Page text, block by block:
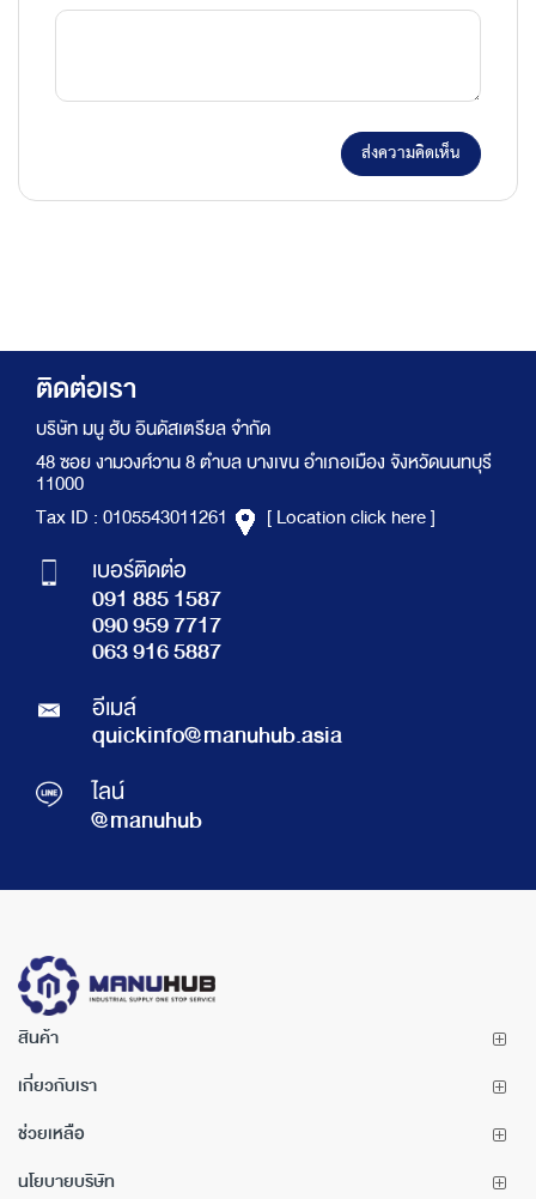
ส่งความคิดเห็น
ติดต่อเรา
บริษัท มนู ฮับ อินดัสเตรียล จำกัด
48 ซอย งามวงศ์วาน 8 ตำบล บางเขน อำเภอเมือง จังหวัดนนทบุรี
11000
Tax ID : 0105543011261
[ Location click here ]
เบอร์ติดต่อ
091 885 1587
090 959 7717
063 916 5887
อีเมล์
quickinfo@manuhub.asia
ไลน์
@manuhub
สินค้า
เกี่ยวกับเรา
ช่วยเหลือ
นโยบายบริษัท